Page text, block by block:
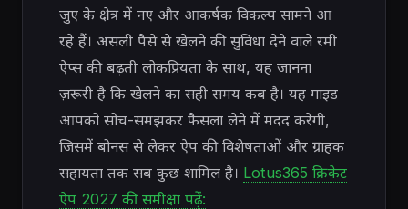
जुए के क्षेत्र में नए और आकर्षक विकल्प सामने आ
रहे हैं। असली पैसे से खेलने की सुविधा देने वाले रमी
ऐप्स की बढ़ती लोकप्रियता के साथ, यह जानना
ज़रूरी है कि खेलने का सही समय कब है। यह गाइड
आपको सोच-समझकर फैसला लेने में मदद करेगी,
जिसमें बोनस से लेकर ऐप की विशेषताओं और ग्राहक
सहायता तक सब कुछ शामिल है। Lotus365 क्रिकेट
ऐप 2027 की समीक्षा पढ़ें: